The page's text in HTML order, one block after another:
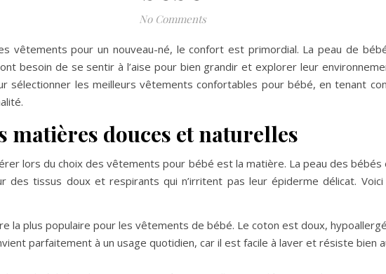
No Comments
vêtements pour un nouveau-né, le confort est primordial. La peau de
besoin de se sentir à l’aise pour bien grandir et explorer leur
sélectionner les meilleurs vêtements confortables pour bébé, en tenant
matières douces et naturelles
lors du choix des vêtements pour bébé est la matière. La peau des
des tissus doux et respirants qui n’irritent pas leur épiderme délicat.
la plus populaire pour les vêtements de bébé. Le coton est doux,
parfaitement à un usage quotidien, car il est facile à laver et résiste bien